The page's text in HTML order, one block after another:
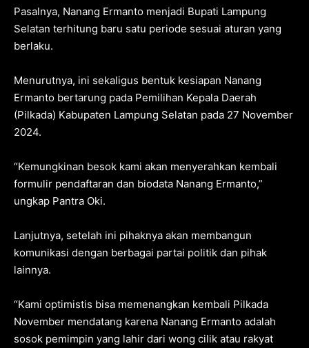
Pasalnya, Nanang Ermanto menjadi Bupati Lampung
Selatan terhitung baru satu periode sesuai aturan yang
berlaku.
Menurutnya, ini sekaligus bentuk kesiapan Nanang
Ermanto bertarung pada Pemilihan Kepala Daerah
(Pilkada) Kabupaten Lampung Selatan pada 27 November
2024.
“Kemungkinan besok kami akan menyerahkan kembali
formulir pendaftaran dan biodata Nanang Ermanto,”
ungkap Pantra Oki.
Lanjutnya, setelah ini pihaknya akan membangun
komunikasi dengan berbagai partai politik dan pihak
lainnya.
“Kami optimistis bisa memenangkan kembali Pilkada
November mendatang karena Nanang Ermanto adalah
sosok pemimpin yang lahir dari wong cilik atau rakyat